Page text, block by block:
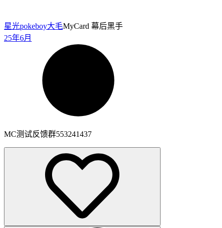
星光pokeboy大毛MyCard 幕后黑手
25年6月
MC测试反馈群553241437